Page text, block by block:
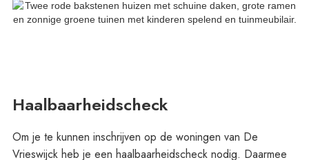
Haalbaarheidscheck
Om je te kunnen inschrijven op de woningen van De
Vrieswijck heb je een haalbaarheidscheck nodig. Daarmee